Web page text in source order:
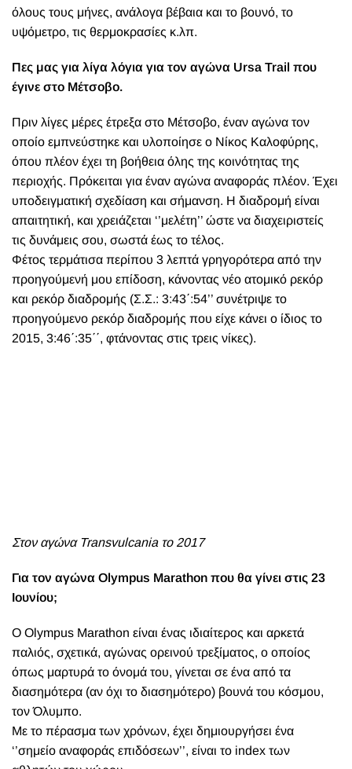
όλους τους μήνες, ανάλογα βέβαια και το βουνό, το
υψόμετρο, τις θερμοκρασίες κ.λπ.
Πες μας για λίγα λόγια για τον αγώνα Ursa Trail που
έγινε στο Μέτσοβο.
Πριν λίγες μέρες έτρεξα στο Μέτσοβο, έναν αγώνα τον
οποίο εμπνεύστηκε και υλοποίησε ο Νίκος Καλοφύρης,
όπου πλέον έχει τη βοήθεια όλης της κοινότητας της
περιοχής. Πρόκειται για έναν αγώνα αναφοράς πλέον. Έχει
υποδειγματική σχεδίαση και σήμανση. Η διαδρομή είναι
απαιτητική, και χρειάζεται ‘’μελέτη’’ ώστε να διαχειριστείς
τις δυνάμεις σου, σωστά έως το τέλος.
Φέτος τερμάτισα περίπου 3 λεπτά γρηγορότερα από την
προηγούμενή μου επίδοση, κάνοντας νέο ατομικό ρεκόρ
και ρεκόρ διαδρομής (Σ.Σ.: 3:43΄:54’’ συνέτριψε το
προηγούμενο ρεκόρ διαδρομής που είχε κάνει ο ίδιος το
2015, 3:46΄:35΄΄, φτάνοντας στις τρεις νίκες).
Στον αγώνα Transvulcania το 2017
Για τον αγώνα Olympus Marathon που θα γίνει στις 23
Ιουνίου;
Ο Olympus Marathon είναι ένας ιδιαίτερος και αρκετά
παλιός, σχετικά, αγώνας ορεινού τρεξίματος, ο οποίος
όπως μαρτυρά το όνομά του, γίνεται σε ένα από τα
διασημότερα (αν όχι το διασημότερο) βουνά του κόσμου,
τον Όλυμπο.
Με το πέρασμα των χρόνων, έχει δημιουργήσει ένα
‘’σημείο αναφοράς επιδόσεων’’, είναι το index των